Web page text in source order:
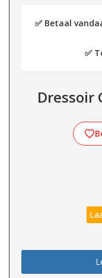
✅ Betaal
✅
Dressoir